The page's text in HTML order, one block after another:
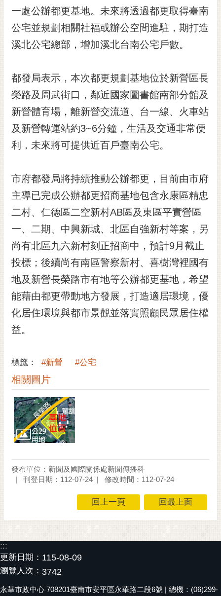
市
民
信
English
日
本
隱
及
安
全
政
網
資
料
開
放
宣
告
交
通
位
置
一處公辦都更基地。未來將透過都更取得臺南
公宅並規劃相關社福或辦公空間進駐，期打造
溪北公宅總部，增加溪北台南公宅戶數。
都發局表示，本次都更規劃基地位於新營區長
榮路及周武街口，鄰近國家圖書館南部分館及
新營體育場，離新營交流道、台一線、火車站
及新營轉運站約3~6分鐘，生活及交通非常便
利，未來將可提供近百戶臺南公宅。
市府都發局將持續推動公辦都更，目前由市府
主導已完成公辦都更招商基地包含永康區精忠
二村、仁德區二空新村AB區及東區平實營區
一、二期、中興新城、北區自強新村等案，另
尚有北區九六新村刻正招商中，預計9月截止
投標；後續尚有南區警察新村、喜樹灣裡國有
地及新營長榮路市有地等公辦都更基地，希望
能藉由都更帶動地方發展，打造適居環境，優
化居住環境與都市景觀並落實照顧民眾居住權
益。
標籤： #新營 #公宅
相關圖片
發布單位：新聞及國際關係處新聞傳播科
刊登日期：112-07-24
修改時間：112-07-24
回上一頁 回最上面
:::
更新日期： 115-08-09
瀏覽人次： 3742
永華市政中心 708201臺南市安平區永華路二段6號 | 總機：(06)299-